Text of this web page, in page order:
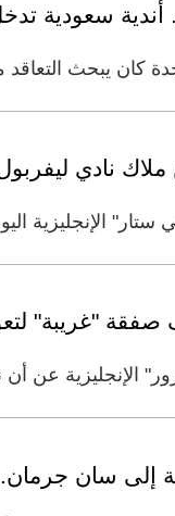
أندية سعودية
جدة كان يبحث
نادي
الإنجليزية
صفقة "غريبة"
عن أن
إلى سان